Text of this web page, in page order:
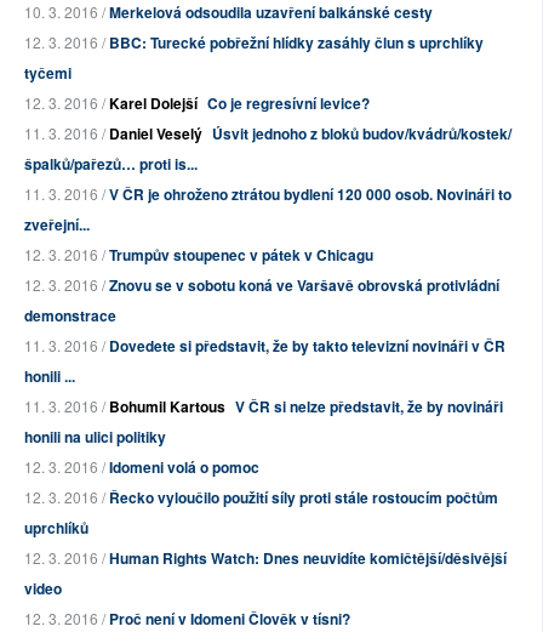
10. 3. 2016 /Merkelová odsoudila uzavření balkánské cesty
12. 3. 2016 /BBC: Turecké pobřežní hlídky zasáhly člun s uprchlíky
tyčemi
12. 3. 2016 /Karel Dolejší Co je regresívní levice?
11. 3. 2016 /Daniel Veselý Úsvit jednoho z bloků budov/kvádrů/kostek/
špalků/pařezů… proti is...
11. 3. 2016 /V ČR je ohroženo ztrátou bydlení 120 000 osob. Novináři to
zveřejní...
12. 3. 2016 /Trumpův stoupenec v pátek v Chicagu
12. 3. 2016 /Znovu se v sobotu koná ve Varšavě obrovská protivládní
demonstrace
11. 3. 2016 /Dovedete si představit, že by takto televizní novináři v ČR
honili ...
11. 3. 2016 /Bohumil Kartous V ČR si nelze představit, že by novináři
honili na ulici politiky
12. 3. 2016 /Idomeni volá o pomoc
12. 3. 2016 /Řecko vyloučilo použití síly proti stále rostoucím počtům
uprchlíků
12. 3. 2016 /Human Rights Watch: Dnes neuvidíte komičtější/děsivější
video
12. 3. 2016 /Proč není v Idomeni Člověk v tísni?